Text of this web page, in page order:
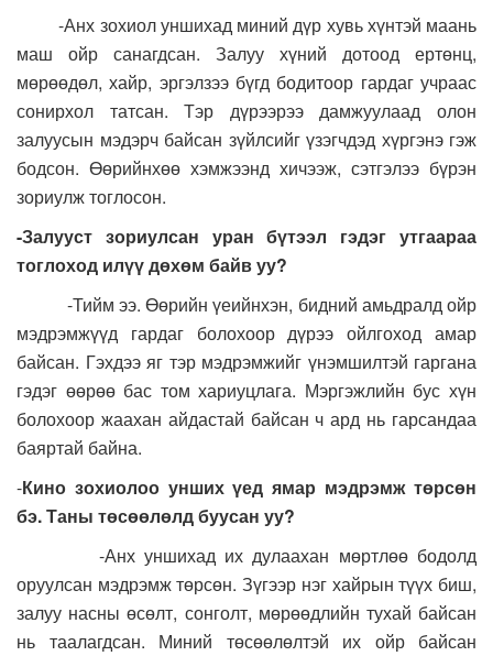
-Анх зохиол уншихад миний дүр хувь хүнтэй маань
маш ойр санагдсан. Залуу хүний дотоод ертөнц,
мөрөөдөл, хайр, эргэлзээ бүгд бодитоор гардаг учраас
сонирхол татсан. Тэр дүрээрээ дамжуулаад олон
залуусын мэдэрч байсан зүйлсийг үзэгчдэд хүргэнэ гэж
бодсон. Өөрийнхөө хэмжээнд хичээж, сэтгэлээ бүрэн
зориулж тоглосон.
-Залууст зориулсан уран бүтээл гэдэг утгаараа
тоглоход илүү дөхөм байв уу?
-Тийм ээ. Өөрийн үеийнхэн, бидний амьдралд ойр
мэдрэмжүүд гардаг болохоор дүрээ ойлгоход амар
байсан. Гэхдээ яг тэр мэдрэмжийг үнэмшилтэй гаргана
гэдэг өөрөө бас том хариуцлага. Мэргэжлийн бус хүн
болохоор жаахан айдастай байсан ч ард нь гарсандаа
баяртай байна.
-Кино зохиолоо унших үед ямар мэдрэмж төрсөн
бэ. Таны төсөөлөлд буусан уу?
-Анх уншихад их дулаахан мөртлөө бодолд
оруулсан мэдрэмж төрсөн. Зүгээр нэг хайрын түүх биш,
залуу насны өсөлт, сонголт, мөрөөдлийн тухай байсан
нь таалагдсан. Миний төсөөлөлтэй их ойр байсан